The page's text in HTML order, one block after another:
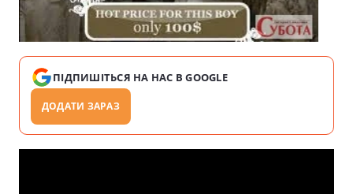
ПІДПИШІТЬСЯ НА НАС В GOOGLE
ДОДАТИ ЗАРАЗ